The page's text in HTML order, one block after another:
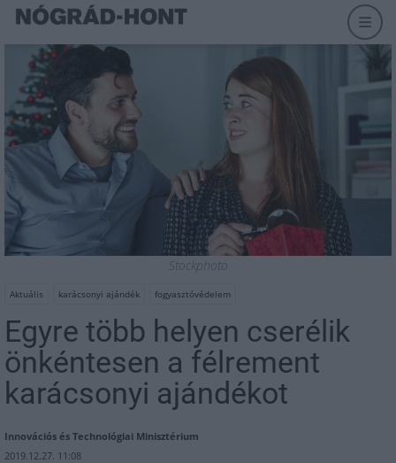
Stockphoto
Aktuális karácsonyi ajándék fogyasztóvédelem
Egyre több helyen cserélik
önkéntesen a félrement
karácsonyi ajándékot
Innovációs és Technológiai Minisztérium
2019.12.27. 11:08